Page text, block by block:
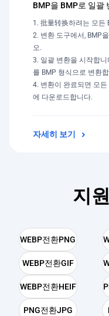
BMP을 BMP로 일괄
批量转换하려는 모든
변환 도구에서, BMP
오.
일괄 변환을 시작합
를 BMP 형식으로 변환
변환이 완료되면 모
에 다운로드합니다.
자세히 보기
지
WEBP전환PNG
WEBP전환GIF
WEBP전환HEIF
PNG전환JPG